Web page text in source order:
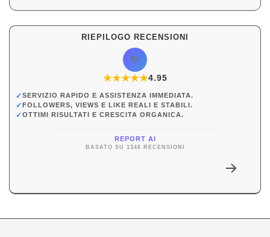
RIEPILOGO RECENSIONI
✨
★★★★★
★4.95
✓SERVIZIO RAPIDO E ASSISTENZA IMMEDIATA.
✓FOLLOWERS, VIEWS E LIKE REALI E STABILI.
✓OTTIMI RISULTATI E CRESCITA ORGANICA.
REPORT AI
BASATO SU 1346 RECENSIONI